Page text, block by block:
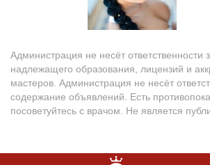
Администрация не несёт ответственности
надлежащего образования, лицензий и
мастеров. Администрация не несёт
содержание объявлений. Есть
посоветуйтесь с врачом. Не является